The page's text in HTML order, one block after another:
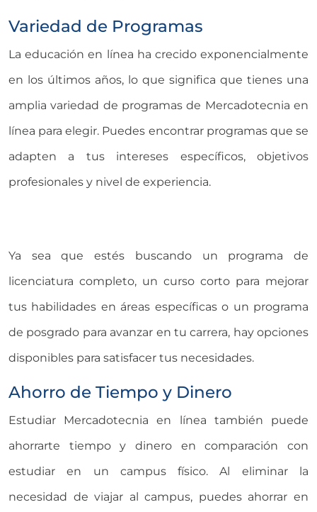
Variedad de Programas
La educación en línea ha crecido exponencialmente
en los últimos años, lo que significa que tienes una
amplia variedad de programas de Mercadotecnia en
línea para elegir. Puedes encontrar programas que se
adapten a tus intereses específicos, objetivos
profesionales y nivel de experiencia.
Ya sea que estés buscando un programa de
licenciatura completo, un curso corto para mejorar
tus habilidades en áreas específicas o un programa
de posgrado para avanzar en tu carrera, hay opciones
disponibles para satisfacer tus necesidades.
Ahorro de Tiempo y Dinero
Estudiar Mercadotecnia en línea también puede
ahorrarte tiempo y dinero en comparación con
estudiar en un campus físico. Al eliminar la
necesidad de viajar al campus, puedes ahorrar en